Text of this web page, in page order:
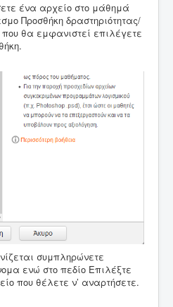
ένα αρχείο στο μάθημά
Προσθήκη δραστηριότητας/
θα εμφανιστεί επιλέγετε
συμπληρώνετε
ενώ στο πεδίο Επιλέξτε
που θέλετε ν’ αναρτήσετε.